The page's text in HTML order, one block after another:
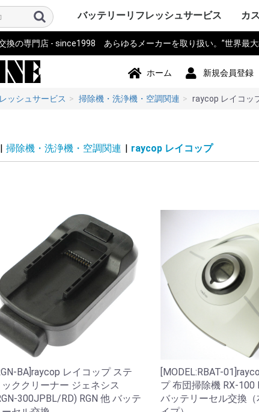
バッテリーリフレッシュサービス
パソコン PC・サーバー・周辺機
器
ソ
パ
東
ア
カ
ビ
コ
シ
デ
三
hp
ッ
イ
日
富
サ
ア
エ
飯
レ
工
マ
オ
ク
ア
マ
そ
測量機器 ト
ソ
ニ
ペ
横
ラ
オ
ト
フ
タ
そ
計測器・測定器・分析計
ク
日
マ
テ
hp
ッ
横
岩
日
キ
テ
ア
オ
三
東
オ
コ
日
フ
そ
電動工具 マ
パ
泉
ル
東
イ
ダ
ッ
イ
ス
ン
パ
シ
そ
作業機器・検査機器・整備 古
住
三
マ
ム
富
沖
NEC
フ
パ
下
山
そ
電動アシスト自転車・eBIKE・車
椅子
ヤ
ブ
パ
サ
ホ
サ
ミ
丸
ス
ホ
シ
ヤ
大
カ
ト
カ
ジ
そ
カメラ・ストロボ・ライト系・
投光器・顕微鏡
ソ
IDX
ク
パ
シ
ビ
バ
キ
ポ
ム
オ
コ
シ
フ
カ
シ
ン
東
そ
アイボ AIBO SONY
ロボット・コントローラ
コ
ボ
そ
オーディオ・ビジュアル・モニ
ター
ア
ソ
パ
JBL
パ
シ
カ
エ
京
東
NEC
ド
ツ
ル
そ
スマホ・タブレット・PDA・そ
の他端末
ド
au
NEC
日
hp
ッ
シ
富
パ
カ
東
そ
プリンター・スキャナー シ
ペ
エ
キ
ブ
hp
ッ
オ
パ
東
SII
ル
リ
三
マ
カ
ス
日
そ
電源モジュール・ポータブルバ
ッテリー
パ
NEP
ッ
ア
エ
バ
サ
JTT
ニ
ョ
そ
無線機・電話機・Wi-Fiルータ ア
三
パ
ケ
東
八
富
ラ
ス
日
パ
ビ
沖
ア
新
松
岩
シ
信
ア
サ
ト
信
京
そ
ドローン・ラジコン・テレコ
ン・リモコン
DJI
発
田
エ
東
子
JR
大
ッ
日
金
ア
長
三
日
そ
パーソナルモビリティ・電動カ
ート
そ
ハンディーターミナル・コード
リーダー
キ
デ
八
エ
カ
シ
東
セ
パ
富
キ
モ
ウ
そ
ナビ・自動車バイク アクセサリ
ー
ッ
ユ
ー
そ
掃除機・洗浄機・空調関連 シ
ダ
ブ
ー
ド
パ
ナ
ジ
サ
日
東
株
ボ
ツ
技
マ
ケ
ア
そ
コードレスフォン
パ
ラ
日
ナ
ア
タ
東
ソ
そ
通信カラオケ・デンモク
誘導非常灯・住設警報機器
パ
東
古
日
三
大
オ
岩
三
ー
新
日
GS
三
日
ジ
ジ
そ
住宅設備・施設設備
パ
三
ヨ
三
ー
GS
フ
GS
セ
ド
そ
バックアップ電源・UPS(無停電
電源装置)
オ
そ
事務機器・辞書・計算機・タイ
ムレコーダー
ア
SII
ル
ッ
そ
健康・美容家電
ッ
マ
ド
日
ヒ
ナ
そ
ポンプ
農業・園芸・除雪機
おもちゃ・楽器・釣具・レジャ
ー
Panasonic SANYO FDK
その他
カ
換の専門店 - since1998 あらゆるメーカーを取り扱い。”世界最
ホーム 新規会員登録
ッシュサービス 掃除機・洗浄機・空調関連 raycop レイコッ
| 掃除機・洗浄機・空調関連 | raycop レイコップ
BA]raycop レイコップ ステ
ッククリーナー ジェネシス
300JPBL/RD) RGN 他 バッテ
[MODEL:RBAT-
プ 布団掃除機 RX-100
バッテリーセル交換（